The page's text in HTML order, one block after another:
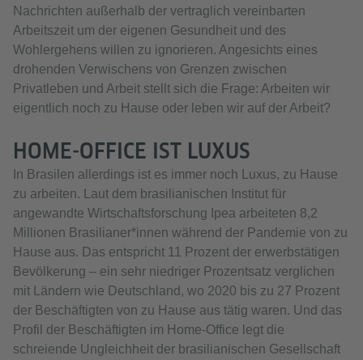
Nachrichten außerhalb der vertraglich vereinbarten
Arbeitszeit um der eigenen Gesundheit und des
Wohlergehens willen zu ignorieren. Angesichts eines
drohenden Verwischens von Grenzen zwischen
Privatleben und Arbeit stellt sich die Frage: Arbeiten wir
eigentlich noch zu Hause oder leben wir auf der Arbeit?
HOME-OFFICE IST LUXUS
In Brasilen allerdings ist es immer noch Luxus, zu Hause
zu arbeiten. Laut dem brasilianischen Institut für
angewandte Wirtschaftsforschung Ipea arbeiteten 8,2
Millionen Brasilianer*innen während der Pandemie von zu
Hause aus. Das entspricht 11 Prozent der erwerbstätigen
Bevölkerung – ein sehr niedriger Prozentsatz verglichen
mit Ländern wie Deutschland, wo 2020 bis zu 27 Prozent
der Beschäftigten von zu Hause aus tätig waren. Und das
Profil der Beschäftigten im Home-Office legt die
schreiende Ungleichheit der brasilianischen Gesellschaft